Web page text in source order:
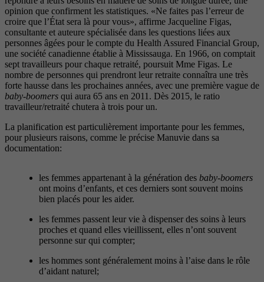
opinion que confirment les statistiques. «Ne faites pas l’erreur de
croire que l’État sera là pour vous», affirme Jacqueline Figas,
consultante et auteure spécialisée dans les questions liées aux
personnes âgées pour le compte du Health Assured Financial Group,
une société canadienne établie à Mississauga. En 1966, on comptait
sept travailleurs pour chaque retraité, poursuit Mme Figas. Le
nombre de personnes qui prendront leur retraite connaîtra une très
forte hausse dans les prochaines années, avec une première vague de
baby-boomers qui aura 65 ans en 2011. Dès 2015, le ratio
travailleur/retraité chutera à trois pour un.
La planification est particulièrement importante pour les femmes,
pour plusieurs raisons, comme le précise Manuvie dans sa
documentation:
les femmes appartenant à la génération des baby-boomers
ont moins d’enfants, et ces derniers sont souvent moins
bien placés pour les aider.
les femmes passent leur vie à dispenser des soins à leurs
proches et quand elles vieillissent, elles n’ont souvent
personne sur qui compter;
les hommes sont généralement moins à l’aise dans le rôle
d’aidant naturel;